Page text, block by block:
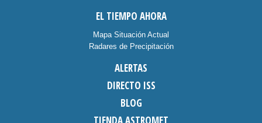
EL TIEMPO AHORA
Mapa Situación Actual
Radares de Precipitación
ALERTAS
DIRECTO ISS
BLOG